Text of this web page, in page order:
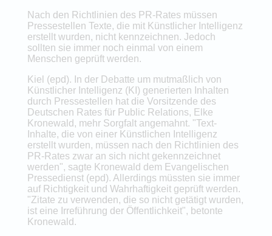
Nach den Richtlinien des PR-Rates müssen
Pressestellen Texte, die mit Künstlicher Intelligenz
erstellt wurden, nicht kennzeichnen. Jedoch
sollten sie immer noch einmal von einem
Menschen geprüft werden.
Kiel (epd). In der Debatte um mutmaßlich von
Künstlicher Intelligenz (KI) generierten Inhalten
durch Pressestellen hat die Vorsitzende des
Deutschen Rates für Public Relations, Elke
Kronewald, mehr Sorgfalt angemahnt. "Text-
Inhalte, die von einer Künstlichen Intelligenz
erstellt wurden, müssen nach den Richtlinien des
PR-Rates zwar an sich nicht gekennzeichnet
werden", sagte Kronewald dem Evangelischen
Pressedienst (epd). Allerdings müssten sie immer
auf Richtigkeit und Wahrhaftigkeit geprüft werden.
"Zitate zu verwenden, die so nicht getätigt wurden,
ist eine Irreführung der Öffentlichkeit", betonte
Kronewald.